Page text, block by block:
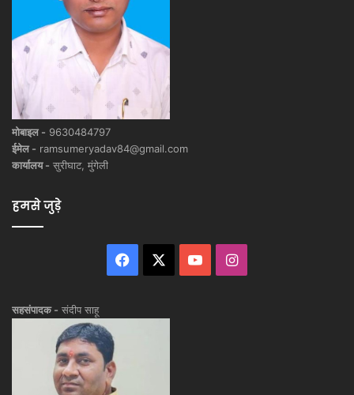
मोबाइल - 9630484797
ईमेल - ramsumeryadav84@gmail.com
कार्यालय - सुरीघाट, मुंगेली
हमसे जुड़े
Facebook YouTubeInstagram
सहसंपादक - संदीप साहू